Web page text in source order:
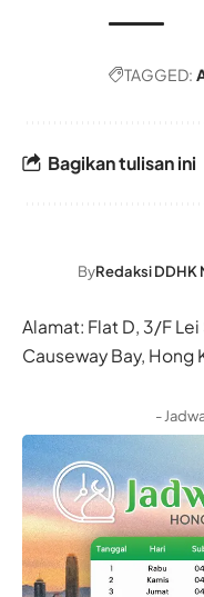
TAGGED:
Bagikan tulisan ini
ByRedaksi DDHK
Alamat: Flat D, 3/F Lei
Causeway Bay, Hong
-